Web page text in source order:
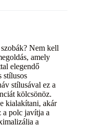
Nem kell
amely
elegendő
stílusos
stílusával ez a
kölcsönöz.
kialakítani, akár
a polc javítja a
a